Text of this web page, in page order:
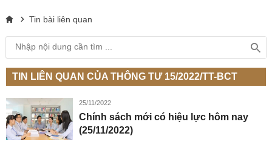
Tin bài liên quan
TIN LIÊN QUAN CỦA THÔNG TƯ 15/2022/TT-BCT
25/11/2022
Chính sách mới có hiệu lực hôm nay
(25/11/2022)